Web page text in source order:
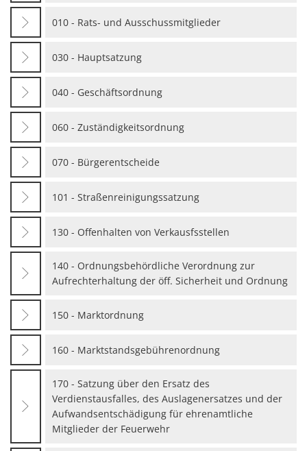
010 - Rats- und Ausschussmitglieder
030 - Hauptsatzung
040 - Geschäftsordnung
060 - Zuständigkeitsordnung
070 - Bürgerentscheide
101 - Straßenreinigungssatzung
130 - Offenhalten von Verkausfsstellen
140 - Ordnungsbehördliche Verordnung zur
Aufrechterhaltung der öff. Sicherheit und Ordnung
150 - Marktordnung
160 - Marktstandsgebührenordnung
170 - Satzung über den Ersatz des
Verdienstausfalles, des Auslagenersatzes und der
Aufwandsentschädigung für ehrenamtliche
Mitglieder der Feuerwehr